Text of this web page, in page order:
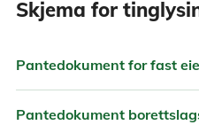
Skjema for
Pantedokument for fast
Pantedokument